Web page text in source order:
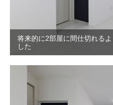
将来的に2部屋に間仕切れる
した